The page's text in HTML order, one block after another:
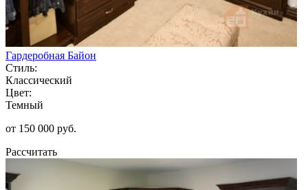
Гардеробная Байон
Стиль:
Классический
Цвет:
Темный
от 150 000 руб.
Рассчитать